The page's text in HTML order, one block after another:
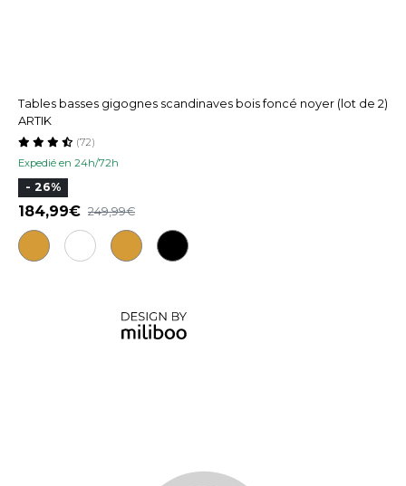
Tables basses gigognes scandinaves bois foncé noyer (lot de 2)
ARTIK
Expedié en 24h/72h
(72)
- 26%
184,99 249,99